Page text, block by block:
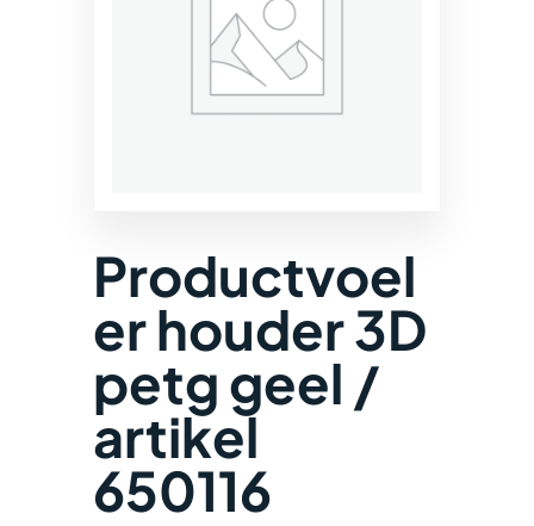
Productvoel
er houder 3D
petg geel /
artikel
650116